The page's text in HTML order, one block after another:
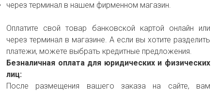
через терминал в нашем фирменном магазин.
Оплатите свой товар банковской картой онлайн или
через терминал в магазине. А если вы хотите разделить
платежи, можете выбрать кредитные предложения.
Безналичная оплата для юридических и физических
лиц:
После размещения вашего заказа на сайте, вам